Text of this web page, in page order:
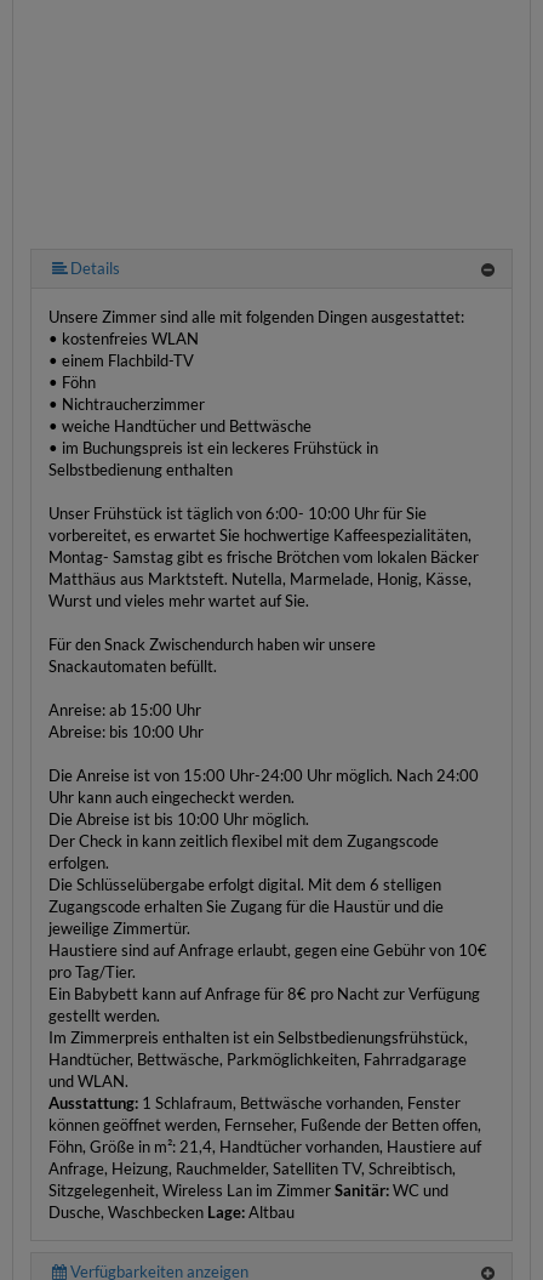
Details
Unsere Zimmer sind alle mit folgenden Dingen ausgestattet:
• kostenfreies WLAN
• einem Flachbild-TV
• Föhn
• Nichtraucherzimmer
• weiche Handtücher und Bettwäsche
• im Buchungspreis ist ein leckeres Frühstück in
Selbstbedienung enthalten
Unser Frühstück ist täglich von 6:00- 10:00 Uhr für Sie
vorbereitet, es erwartet Sie hochwertige Kaffeespezialitäten,
Montag- Samstag gibt es frische Brötchen vom lokalen Bäcker
Matthäus aus Marktsteft. Nutella, Marmelade, Honig, Kässe,
Wurst und vieles mehr wartet auf Sie.
Für den Snack Zwischendurch haben wir unsere
Snackautomaten befüllt.
Anreise: ab 15:00 Uhr
Abreise: bis 10:00 Uhr
Die Anreise ist von 15:00 Uhr-24:00 Uhr möglich. Nach 24:00
Uhr kann auch eingecheckt werden.
Die Abreise ist bis 10:00 Uhr möglich.
Der Check in kann zeitlich flexibel mit dem Zugangscode
erfolgen.
Die Schlüsselübergabe erfolgt digital. Mit dem 6 stelligen
Zugangscode erhalten Sie Zugang für die Haustür und die
jeweilige Zimmertür.
Haustiere sind auf Anfrage erlaubt, gegen eine Gebühr von 10€
pro Tag/Tier.
Ein Babybett kann auf Anfrage für 8€ pro Nacht zur Verfügung
gestellt werden.
Im Zimmerpreis enthalten ist ein Selbstbedienungsfrühstück,
Handtücher, Bettwäsche, Parkmöglichkeiten, Fahrradgarage
und WLAN.
Ausstattung: 1 Schlafraum, Bettwäsche vorhanden, Fenster
können geöffnet werden, Fernseher, Fußende der Betten offen,
Föhn, Größe in m²: 21,4, Handtücher vorhanden, Haustiere auf
Anfrage, Heizung, Rauchmelder, Satelliten TV, Schreibtisch,
Sitzgelegenheit, Wireless Lan im ZimmerSanitär:WC und
Dusche, Waschbecken Lage:Altbau
Verfügbarkeiten anzeigen